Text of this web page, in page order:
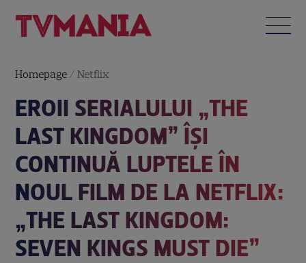
Homepage /Netflix
EROII SERIALULUI „THE
LAST KINGDOM” ÎȘI
CONTINUĂ LUPTELE ÎN
NOUL FILM DE LA NETFLIX:
„THE LAST KINGDOM:
SEVEN KINGS MUST DIE”